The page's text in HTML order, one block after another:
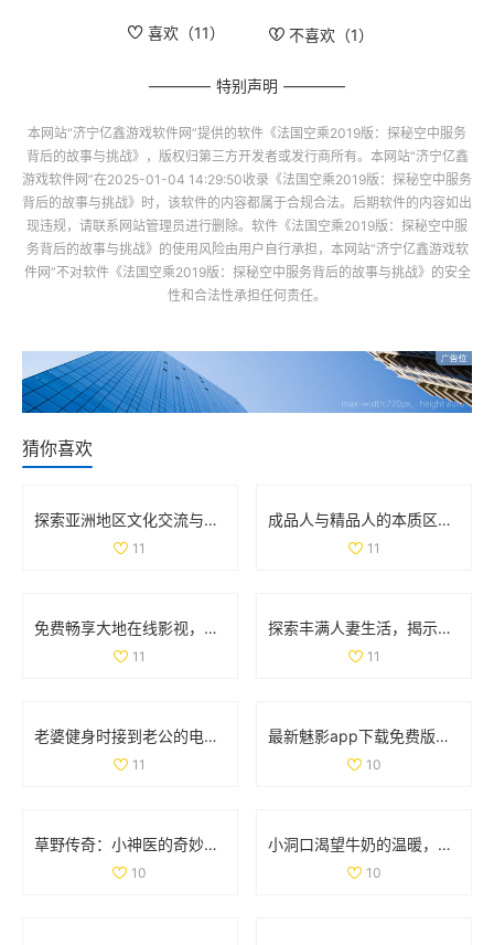
喜欢（11） 不喜欢（1）
特别声明
本网站“济宁亿鑫游戏软件网”提供的软件 《法国空乘2019版：探秘空中服务
背后的故事与挑战》 ，版权归第三方开发者或发行商所有。本网站“济宁亿鑫
游戏软件网”在2025-01-04 14:29:50收录 《法国空乘2019版：探秘空中服务
背后的故事与挑战》 时，该软件的内容都属于合规合法。后期软件的内容如出
现违规，请联系网站管理员进行删除。软件 《法国空乘2019版：探秘空中服
务背后的故事与挑战》 的使用风险由用户自行承担，本网站“济宁亿鑫游戏软
件网”不对软件《法国空乘2019版：探秘空中服务背后的故事与挑战》 的安全
性和合法性承担任何责任。
猜你喜欢
探索亚洲地区文化交流与学习的独特魅力与价值
11
成品人与精品人的本质区别解析与对比分析
11
免费畅享大地在线影视，随时随地观看热门影片
11
探索丰满人妻生活，揭示她们的独特魅力与精彩故事
11
老婆健身时接到老公的电话，让人意外的瞬间分享
11
最新魅影app下载免费版，带你体验极致影音乐趣
10
草野传奇：小神医的奇妙人生与风流韵事
10
小洞口渴望牛奶的温暖，满足它的小心愿
10